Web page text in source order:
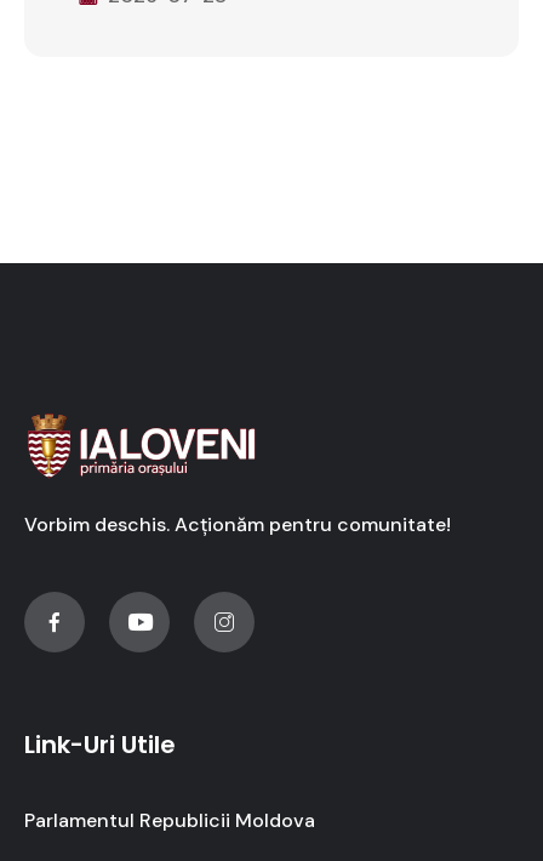
Vorbim deschis. Acționăm pentru comunitate!
Link-Uri Utile
Parlamentul Republicii Moldova